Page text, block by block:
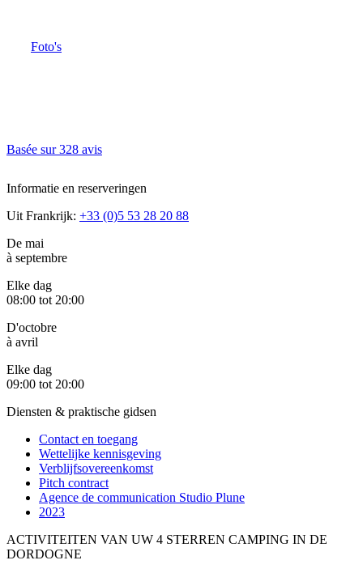
Foto's
Basée sur328 avis
Informatie en reserveringen
Uit Frankrijk: +33 (0)5 53 28 20 88
De mai
à septembre
Elke dag
08:00 tot 20:00
D'octobre
à avril
Elke dag
09:00 tot 20:00
Diensten & praktische gidsen
Contact en toegang
Wettelijke kennisgeving
Verblijfsovereenkomst
Pitch contract
Agence de communication Studio Plune
2023
ACTIVITEITEN VAN UW 4 STERREN CAMPING IN DE
DORDOGNE